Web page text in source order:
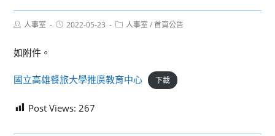
Post人事室
Post2022-05-23
Post人事室 / 首頁公告
如附件。
國立高雄餐旅大學推廣教育中心 下載
Post Views: 267